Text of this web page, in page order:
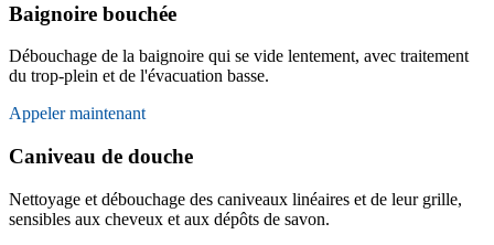
Baignoire bouchée
Débouchage de la baignoire qui se vide lentement, avec traitement
du trop-plein et de l'évacuation basse.
Appeler maintenant
Caniveau de douche
Nettoyage et débouchage des caniveaux linéaires et de leur grille,
sensibles aux cheveux et aux dépôts de savon.